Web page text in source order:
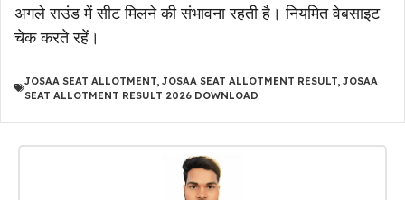
अगले राउंड में सीट मिलने की संभावना रहती है। नियमित वेबसाइट
चेक करते रहें।
JOSAA SEAT ALLOTMENT JOSAA SEAT ALLOTMENT RESULT JOSAA
SEAT ALLOTMENT RESULT 2026 DOWNLOAD